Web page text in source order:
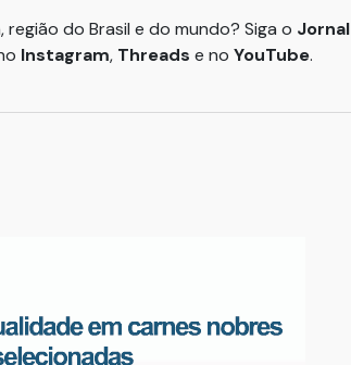
do Brasil e do mundo? Siga o Jornal
Instagram, Threads e no YouTube.